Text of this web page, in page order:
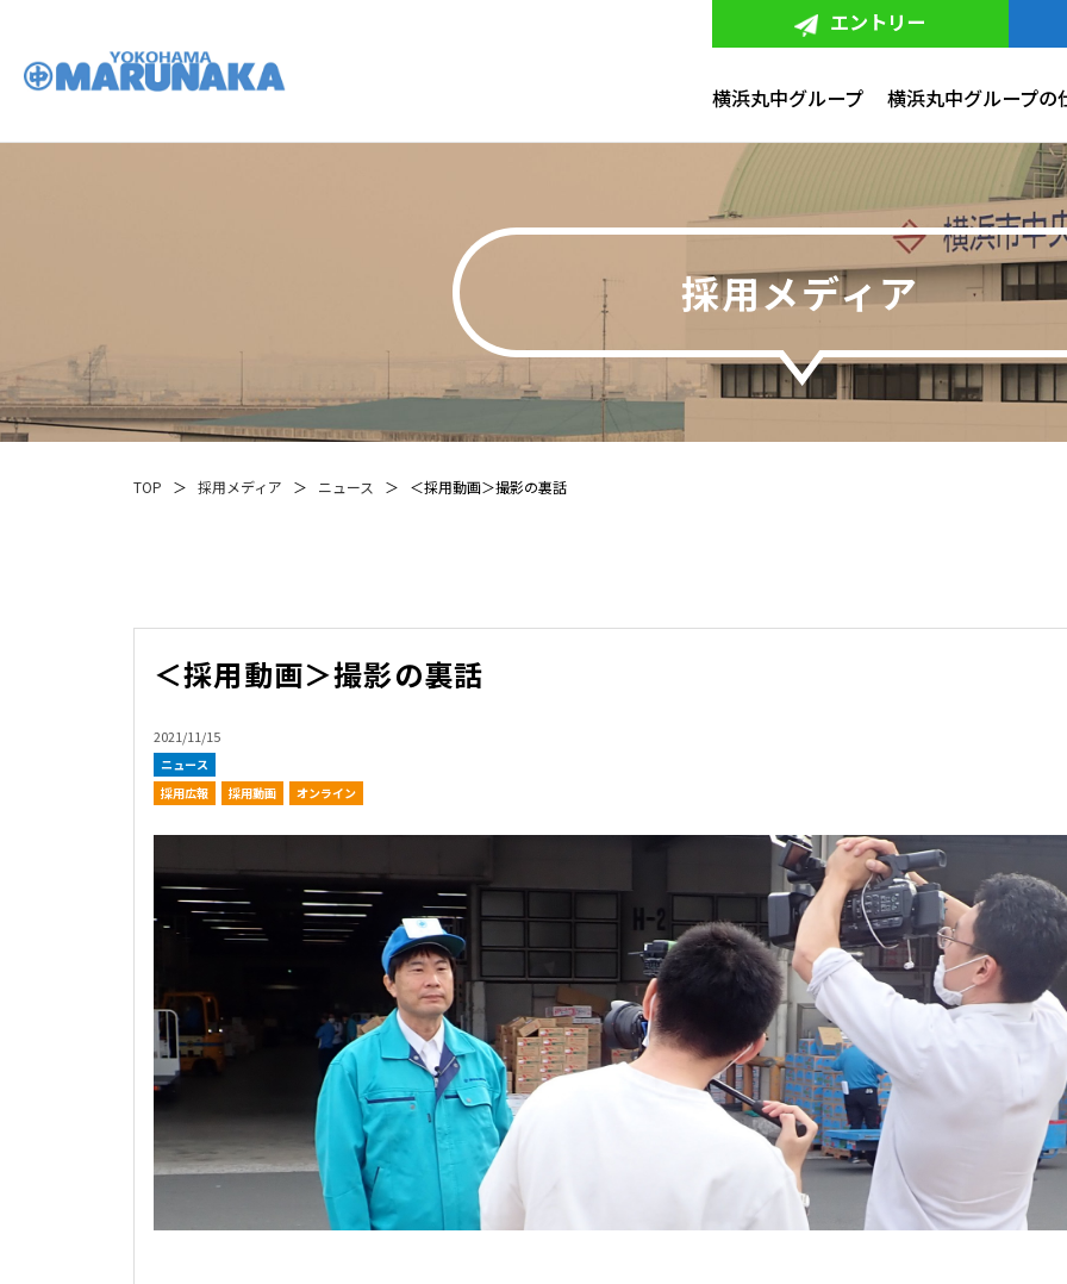
横浜丸中グループ 横浜丸中グループの
エントリー
採⽤メディア
TOP 採⽤メディア ニュース ＜採用動画＞撮影の裏話
＜採用動画＞撮影の裏話
2021/11/15
ニュース
採用広報
採用動画 オンライン